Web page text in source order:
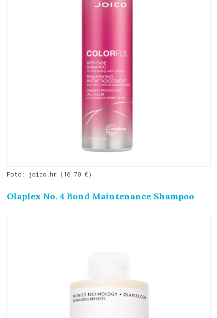
Foto: joico.hr (16,70 €)
Olaplex No. 4 Bond Maintenance Shampoo